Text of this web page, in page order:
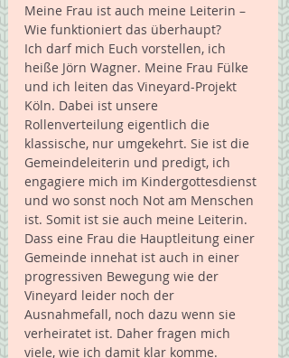
Meine Frau ist auch meine Leiterin –
Wie funktioniert das überhaupt?
Ich darf mich Euch vorstellen, ich
heiße Jörn Wagner. Meine Frau Fülke
und ich leiten das Vineyard-Projekt
Köln. Dabei ist unsere
Rollenverteilung eigentlich die
klassische, nur umgekehrt. Sie ist die
Gemeindeleiterin und predigt, ich
engagiere mich im Kindergottesdienst
und wo sonst noch Not am Menschen
ist. Somit ist sie auch meine Leiterin.
Dass eine Frau die Hauptleitung einer
Gemeinde innehat ist auch in einer
progressiven Bewegung wie der
Vineyard leider noch der
Ausnahmefall, noch dazu wenn sie
verheiratet ist. Daher fragen mich
viele, wie ich damit klar komme.